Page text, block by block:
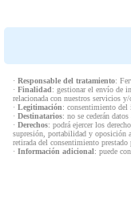
· Responsable del tratamiento:
· Finalidad: gestionar el envío de
relacionada con nuestros servicios y/
· Legitimación: consentimiento del
· Destinatarios: no se cederán
· Derechos: podrá ejercer los
supresión, portabilidad y oposición
retirada del consentimiento
· Información adicional: puede